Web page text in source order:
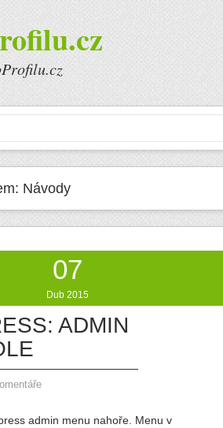
Návody
07
Dub 2015
ADMIN
admin menu nahoře. Menu v